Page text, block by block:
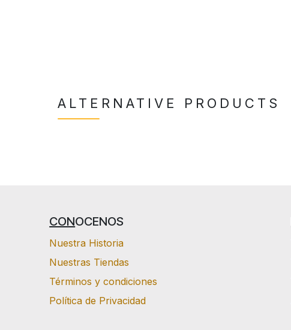
ALTERNATIVE PRODUCTS
CONOCENOS
Nuestra Historia
Nuestras Tiendas
Términos y condiciones
Política de Privacidad